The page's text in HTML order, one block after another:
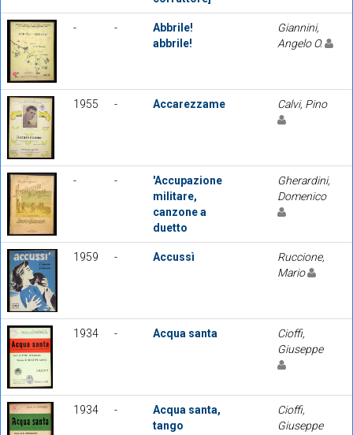
- -
Abbrile!
abbrile!
Giannini,
Angelo O.
1955 - Accarezzame Calvi, Pino
- -
'Accupazione
militare,
canzone a
duetto
Gherardini,
Domenico
1959 - Accussì
Ruccione,
Mario
1934 - Acqua santa
Cioffi,
Giuseppe
1934 -
Acqua santa,
tango
Cioffi,
Giuseppe